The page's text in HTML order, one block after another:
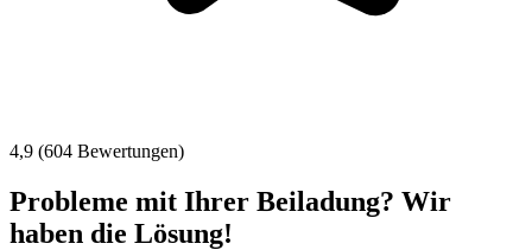
4,9 (604 Bewertungen)
Probleme mit Ihrer Beiladung? Wir
haben die Lösung!